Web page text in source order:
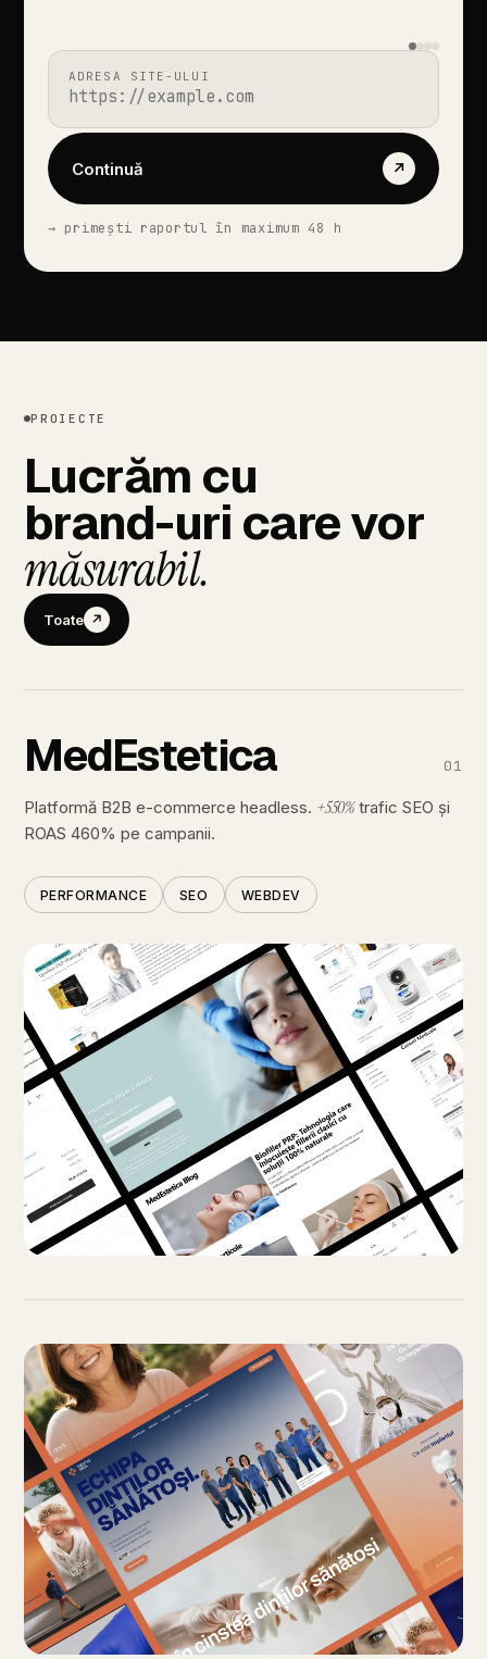
ADRESA SITE-ULUI
Continuă ↗
→ primești raportul în maximum 48 h
PROIECTE
Lucrăm cu
brand-uri carevor
măsurabil.
Toate ↗
MedEstetica 01
Platformă B2B e-commerce headless. +550% trafic SEO și
ROAS 460% pe campanii.
PERFORMANCE SEO WEBDEV